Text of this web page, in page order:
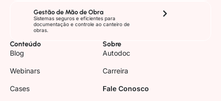
Gestão de Mão de Obra
Sistemas seguros e eficientes para
documentação e controle ao canteiro de
obras.
Conteúdo
Blog
Webinars
Cases
Sobre
Autodoc
Carreira
Fale Conosco